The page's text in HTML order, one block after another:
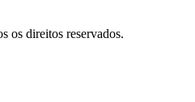
os direitos reservados.